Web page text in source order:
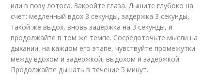
или в позу лотоса. Закройте глаза. Дышите глубоко на
счет: медленный вдох 3 секунды, задержка 3 секунды,
такой же выдох, вновь задержка на 3 секунды, и
продолжайте в том же темпе. Сосредоточьте мысли на
дыхании, на каждом его этапе, чувствуйте промежутки
между вдохом и задержкой, выдохом и задержкой.
Продолжайте дышать в течение 5 минут.